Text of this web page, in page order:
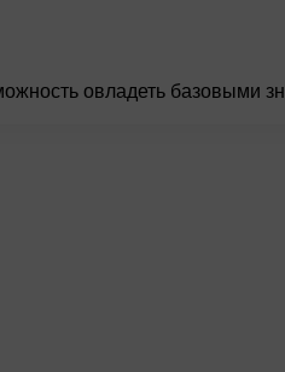
овладеть базовыми